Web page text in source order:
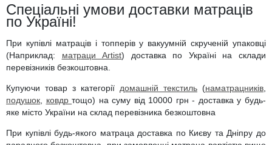
Спеціальні умови доставки матраців
по Україні!
При купівлі матраців і топперів у вакуумній скрученій упаковці
(Наприклад: матраци Artist) доставка по Україні на склади
перевізників безкоштовна.
Купуючи товар з категорії домашній текстиль (наматрацників
подушок
ковдртощо) на суму від 10000 грн - доставка у будь-
яке місто України на склад перевізника безкоштовна
При купівлі будь-якого матраца доставка по Києву та Дніпру до